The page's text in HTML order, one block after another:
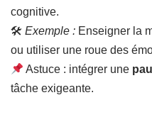
cognitive.
🛠 Exemple : Enseigner la
ou utiliser une roue des
Astuce : intégrer une
tâche exigeante.